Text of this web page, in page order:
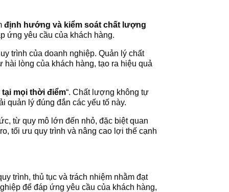
định hướng và kiểm soát chất lượng
ứng yêu cầu của khách hàng.
trình của doanh nghiệp. Quản lý chất
lòng của khách hàng, tạo ra hiệu quả
tại mọi thời điểm“. Chất lượng không tự
quản lý đúng đắn các yếu tố này.
từ quy mô lớn đến nhỏ, đặc biệt quan
tối ưu quy trình và nâng cao lợi thế cạnh
trình, thủ tục và trách nhiệm nhằm đạt
để đáp ứng yêu cầu của khách hàng,